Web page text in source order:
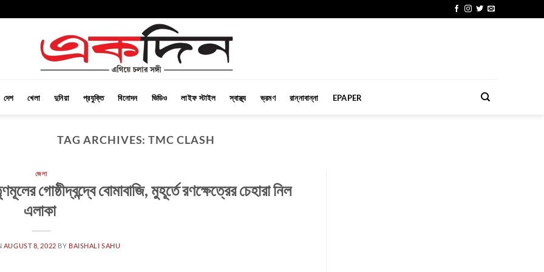
দেশ খেলা দুনিয়া প্রযুক্তি বিনোদন ভিডিও লাইফ স্টাইল স্বাস্থ্য ভ্রমণ রান্নাবান্না EPAPER
TAG ARCHIVES:TMC CLASH
জেলা
গোষ্ঠীদ্বন্দ্বে বোমাবাজি, মুহূর্তে রণক্ষেত্রের চেহারা নিল
এলাকা
AUGUST 8, 2022 BY BAISHALI SAHU